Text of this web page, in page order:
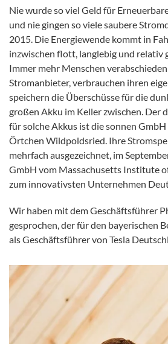
Nie wurde so viel Geld für
und nie gingen so viele saubere
2015. Die Energiewende kommt in
inzwischen flott, langlebig und relativ
Immer mehr Menschen
Stromanbieter, verbrauchen ihren
speichern die Überschüsse für die
großen Akku im Keller zwischen. Der
für solche Akkus ist die sonnen
Örtchen Wildpoldsried. Ihre
mehrfach ausgezeichnet, im
GmbH vom Massachusetts Institute
zum innovativsten Unternehmen
Wir haben mit dem Geschäftsführer
gesprochen, der für den bayerischen
als Geschäftsführer von Tesla